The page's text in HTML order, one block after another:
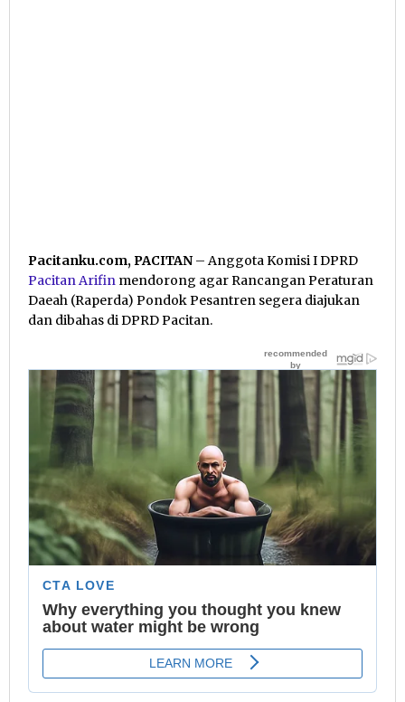
Pacitanku.com, PACITAN – Anggota Komisi I DPRD
PacitanArifin mendorong agar Rancangan Peraturan
Daeah (Raperda) Pondok Pesantren segera diajukan
dan dibahas di DPRD Pacitan.